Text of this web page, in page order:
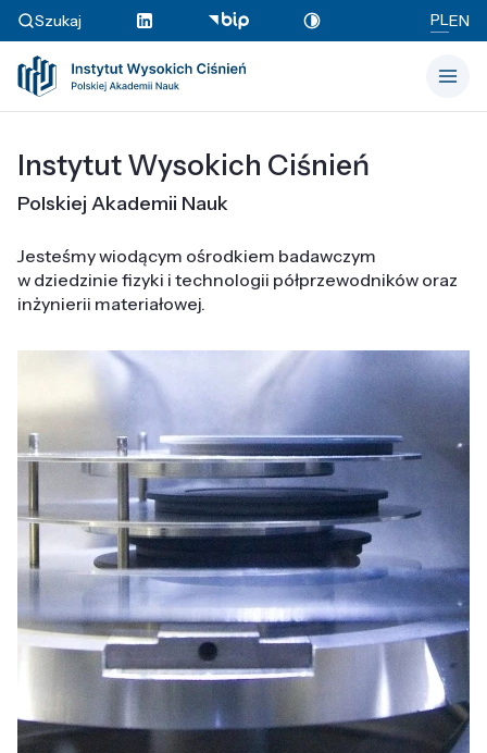
Szukaj PLEN
Instytut Wysokich Ciśnień
Polskiej Akademii Nauk
Jesteśmy wiodącym ośrodkiem badawczym
w dziedzinie fizyki i technologii półprzewodników oraz
inżynierii materiałowej.